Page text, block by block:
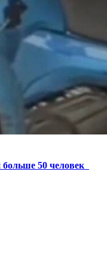
50 человек